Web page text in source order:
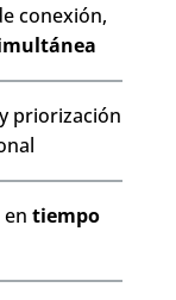
conexión,
priorización
entiempo